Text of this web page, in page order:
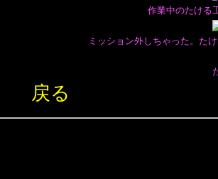
作業中のたける
ミッション外しちゃった。た
戻る